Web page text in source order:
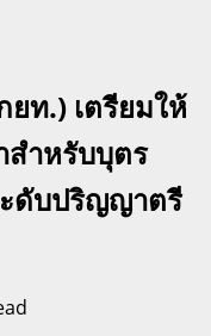
ยท.) เตรียมให้
สําหรับบุตร
ะดับปริญญาตรี